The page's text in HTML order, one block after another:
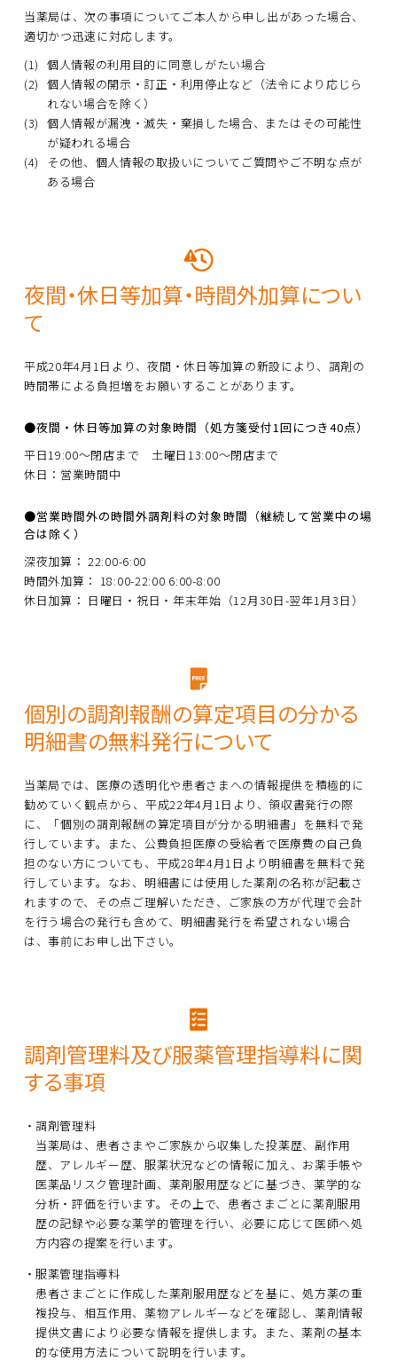
当薬局は、次の事項についてご本人から申し出があった場合、
適切かつ迅速に対応します。
(1) 個人情報の利用目的に同意しがたい場合
(2) 個人情報の開示・訂正・利用停止など（法令により応じら
れない場合を除く）
(3) 個人情報が漏洩・滅失・棄損した場合、またはその可能性
が疑われる場合
(4)
その他、個人情報の取扱いについてご質問やご不明な点が
ある場合
夜間・休日等加算・時間外加算につい
て
平成20年4月1日より、夜間・休日等加算の新設により、調剤の
時間帯による負担増をお願いすることがあります。
●夜間・休日等加算の対象時間（処方箋受付1回につき40点）
平日19:00～閉店まで 土曜日13:00～閉店まで
休日：営業時間中
●営業時間外の時間外調剤料の対象時間（継続して営業中の場
合は除く）
深夜加算： 22:00-6:00
時間外加算： 18:00-22:00 6:00-8:00
休日加算： 日曜日・祝日・年末年始（12月30日-翌年1月3日）
個別の調剤報酬の算定項目の分かる
明細書の無料発行について
当薬局では、医療の透明化や患者さまへの情報提供を積極的に
勧めていく観点から、平成22年4月1日より、領収書発行の際
に、「個別の調剤報酬の算定項目が分かる明細書」を無料で発
行しています。また、公費負担医療の受給者で医療費の自己負
担のない方についても、平成28年4月1日より明細書を無料で発
行しています。なお、明細書には使用した薬剤の名称が記載さ
れますので、その点ご理解いただき、ご家族の方が代理で会計
を行う場合の発行も含めて、明細書発行を希望されない場合
は、事前にお申し出下さい。
調剤管理料及び服薬管理指導料に関
する事項
調剤管理料
当薬局は、患者さまやご家族から収集した投薬歴、副作用
歴、アレルギー歴、服薬状況などの情報に加え、お薬手帳や
医薬品リスク管理計画、薬剤服用歴などに基づき、薬学的な
分析・評価を行います。その上で、患者さまごとに薬剤服用
歴の記録や必要な薬学的管理を行い、必要に応じて医師へ処
方内容の提案を行います。
服薬管理指導料
患者さまごとに作成した薬剤服用歴などを基に、処方薬の重
複投与、相互作用、薬物アレルギーなどを確認し、薬剤情報
提供文書により必要な情報を提供します。また、薬剤の基本
的な使用方法について説明を行います。